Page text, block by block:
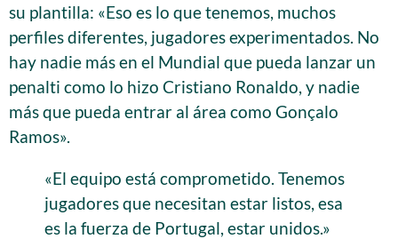
su plantilla: «Eso es lo que tenemos, muchos
perfiles diferentes, jugadores experimentados. No
hay nadie más en el Mundial que pueda lanzar un
penalti como lo hizo Cristiano Ronaldo, y nadie
más que pueda entrar al área como Gonçalo
Ramos».
«El equipo está comprometido. Tenemos
jugadores que necesitan estar listos, esa
es la fuerza de Portugal, estar unidos.»